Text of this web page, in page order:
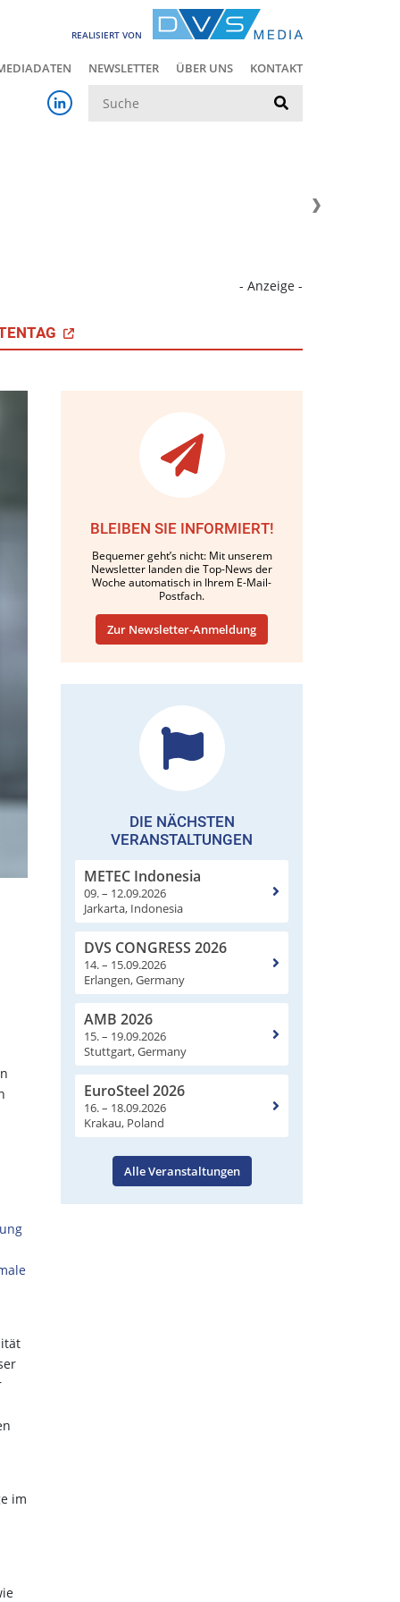
REALISIERT VON
NEWSLETTER ÜBER UNS KONTAKT
- Anzeige -
im
BLEIBEN SIE INFORMIERT!
Bequemer geht’s nicht: Mit unserem
Newsletter landen die Top-News der
Woche automatisch in Ihrem E-Mail-
Postfach.
Zur Newsletter-Anmeldung
DIE NÄCHSTEN
VERANSTALTUNGEN
METEC Indonesia
09. – 12.09.2026
Jarkarta, Indonesia
DVS CONGRESS 2026
14. – 15.09.2026
Erlangen, Germany
AMB 2026
15. – 19.09.2026
Stuttgart, Germany
EuroSteel 2026
16. – 18.09.2026
Krakau, Poland
Alle Veranstaltungen